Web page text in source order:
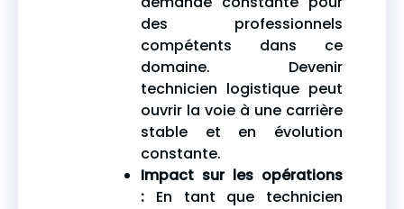
des professionnels
compétents dans ce
domaine. Devenir
technicien logistique peut
ouvrir la voie à une carrière
stable et en évolution
constante.
Impact sur les opérations
: En tant que technicien